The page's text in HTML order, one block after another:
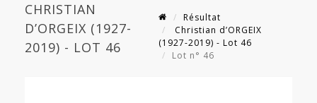
CHRISTIAN
D’ORGEIX (1927-
2019) - LOT 46
Résultat
Christian d’ORGEIX
(1927-2019) - Lot 46
Lot n° 46